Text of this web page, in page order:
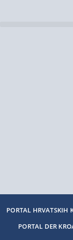
PORTAL HRVATSKIH
PORTAL DER